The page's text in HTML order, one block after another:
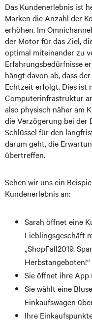
Das Kundenerlebnis ist
Marken die Anzahl der
erhöhen. Im
der Motor für das Ziel,
optimal miteinander zu
Erfahrungsbedürfnisse
hängt davon ab, dass
Echtzeit erfolgt. Dies ist
Computerinfrastruktur
also physisch näher am
die Verzögerung bei
Schlüssel für den
darum geht, die
übertreffen.
Sehen wir uns ein
Kundenerlebnis an:
Sarah öffnet eine
Lieblingsgeschäft
„ShopFall2019.
Herbstangeboten!“
Sie öffnet ihre App
Sie wählt eine
Einkaufswagen
Ihre